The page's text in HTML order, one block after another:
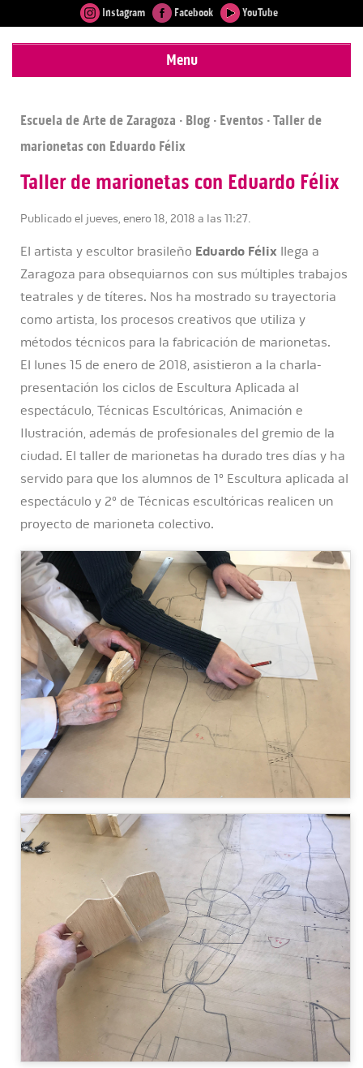
Instagram Facebook YouTube
Menu
Escuela de Arte de Zaragoza · Blog · Eventos · Taller de
marionetas con Eduardo Félix
Taller de marionetas con Eduardo Félix
Publicado el jueves, enero 18, 2018 a las 11:27.
El artista y escultor brasileño Eduardo Félix llega a
Zaragoza para obsequiarnos con sus múltiples trabajos
teatrales y de títeres. Nos ha mostrado su trayectoria
como artista, los procesos creativos que utiliza y
métodos técnicos para la fabricación de marionetas.
El lunes 15 de enero de 2018, asistieron a la charla-
presentación los ciclos de Escultura Aplicada al
espectáculo, Técnicas Escultóricas, Animación e
Ilustración, además de profesionales del gremio de la
ciudad. El taller de marionetas ha durado tres días y ha
servido para que los alumnos de 1º Escultura aplicada al
espectáculo y 2º de Técnicas escultóricas realicen un
proyecto de marioneta colectivo.